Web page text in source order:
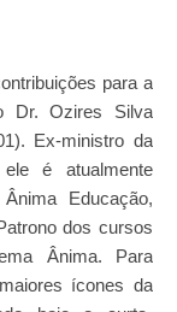
Dr. Ozires Silva
Ex-ministro da
é atualmente
Educação,
dos cursos
Ânima. Para
ícones da